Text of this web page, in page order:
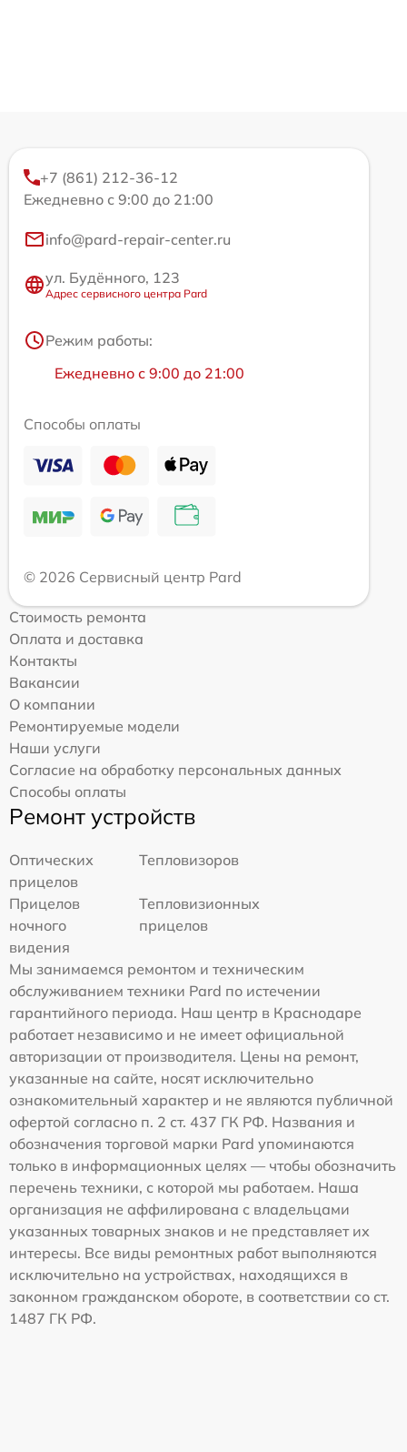
+7 (861) 212-36-12
Ежедневно с 9:00 до 21:00
info@pard-repair-center.ru
ул. Будённого, 123
Адрес сервисного центра Pard
Режим работы:
Ежедневно с 9:00 до 21:00
Способы оплаты
© 2026 Сервисный центр Pard
Стоимость ремонта
Оплата и доставка
Контакты
Вакансии
О компании
Ремонтируемые модели
Наши услуги
Согласие на обработку персональных данных
Способы оплаты
Ремонт устройств
Оптических
прицелов
Тепловизоров
Прицелов
ночного
видения
Тепловизионных
прицелов
Мы занимаемся ремонтом и техническим
обслуживанием техники Pard по истечении
гарантийного периода. Наш центр в Краснодаре
работает независимо и не имеет официальной
авторизации от производителя. Цены на ремонт,
указанные на сайте, носят исключительно
ознакомительный характер и не являются публичной
офертой согласно п. 2 ст. 437 ГК РФ. Названия и
обозначения торговой марки Pard упоминаются
только в информационных целях — чтобы обозначить
перечень техники, с которой мы работаем. Наша
организация не аффилирована с владельцами
указанных товарных знаков и не представляет их
интересы. Все виды ремонтных работ выполняются
исключительно на устройствах, находящихся в
законном гражданском обороте, в соответствии со ст.
1487 ГК РФ.